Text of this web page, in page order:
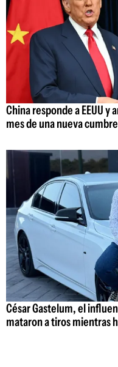
China responde a EEUU
mes de una nueva
César Gastelum, el
mataron a tiros mientras